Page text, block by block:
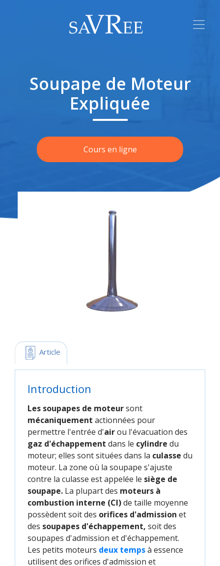
Soupape de Moteur
Expliquée
Cours en ligne
Article
Introduction
Les soupapes de moteursont
mécaniquement actionnées pour
permettre l'entrée d'airou l'évacuation des
gaz d'échappement dans le cylindre du
moteur; elles sont situées dans la culasse du
moteur. La zone où la soupape s'ajuste
contre la culasse est appelée le siège de
soupape. La plupart des moteurs à
combustion interne (CI)de taille moyenne
possèdent soit des orifices d'admission et
des soupapes d'échappement, soit des
soupapes d'admission et d'échappement.
Les petits moteurs deux tempsà essence
utilisent des orifices d'admission et